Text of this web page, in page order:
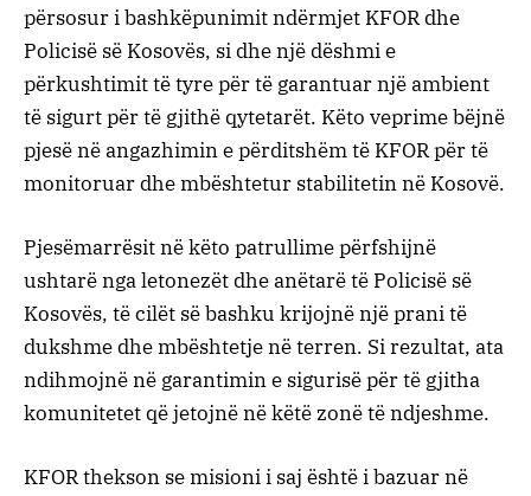
përsosur i bashkëpunimit ndërmjet KFOR dhe
Policisë së Kosovës, si dhe një dëshmi e
përkushtimit të tyre për të garantuar një ambient
të sigurt për të gjithë qytetarët. Këto veprime bëjnë
pjesë në angazhimin e përditshëm të KFOR për të
monitoruar dhe mbështetur stabilitetin në Kosovë.
Pjesëmarrësit në këto patrullime përfshijnë
ushtarë nga letonezët dhe anëtarë të Policisë së
Kosovës, të cilët së bashku krijojnë një prani të
dukshme dhe mbështetje në terren. Si rezultat, ata
ndihmojnë në garantimin e sigurisë për të gjitha
komunitetet që jetojnë në këtë zonë të ndjeshme.
KFOR thekson se misioni i saj është i bazuar në